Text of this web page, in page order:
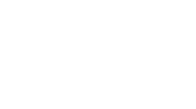
дочери